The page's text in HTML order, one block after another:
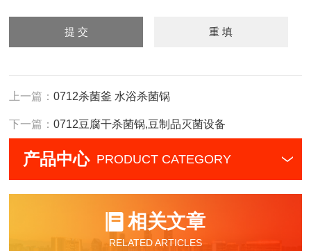
上一篇：0712杀菌釜 水浴杀菌锅
下一篇：0712豆腐干杀菌锅,豆制品灭菌设备
产品中心 PRODUCT CATEGORY
相关文章
RELATED ARTICLES